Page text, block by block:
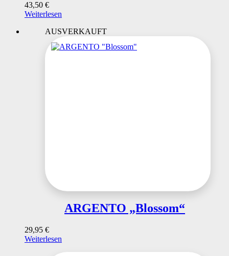
43,50 €
Weiterlesen
AUSVERKAUFT
ARGENTO „Blossom“
29,95 €
Weiterlesen